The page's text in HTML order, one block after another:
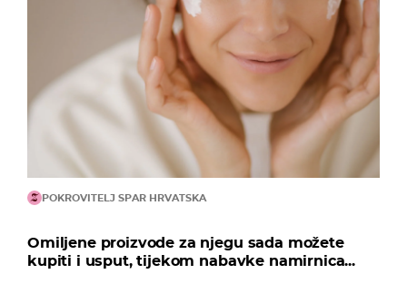
POKROVITELJ SPAR HRVATSKA
Omiljene proizvode za njegu sada možete
kupiti i usput, tijekom nabavke namirnica...